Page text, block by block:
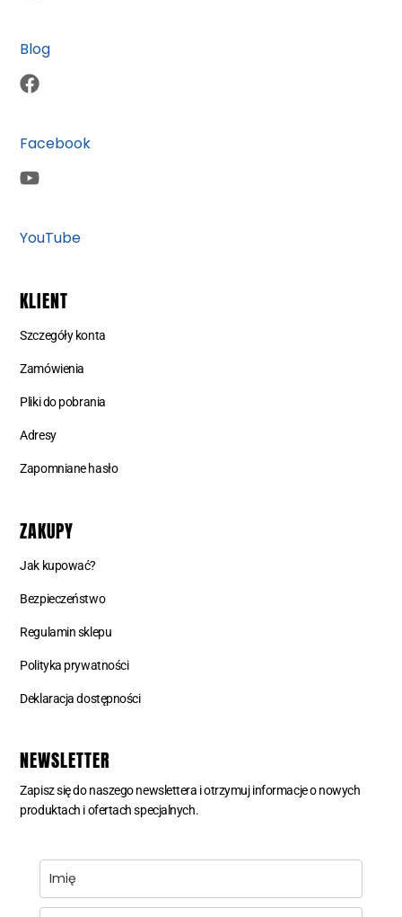
Blog
Facebook
YouTube
KLIENT
Szczegóły konta
Zamówienia
Pliki do pobrania
Adresy
Zapomniane hasło
ZAKUPY
Jak kupować?
Bezpieczeństwo
Regulamin sklepu
Polityka prywatności
Deklaracja dostępności
NEWSLETTER
Zapisz się do naszego newslettera i otrzymuj informacje o nowych
produktach i ofertach specjalnych.